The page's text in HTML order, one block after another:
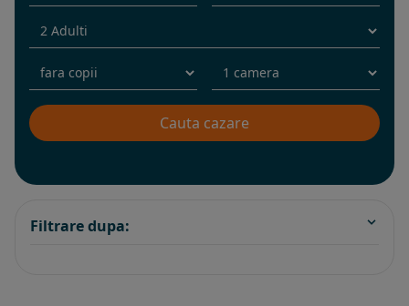
Filtrare dupa: